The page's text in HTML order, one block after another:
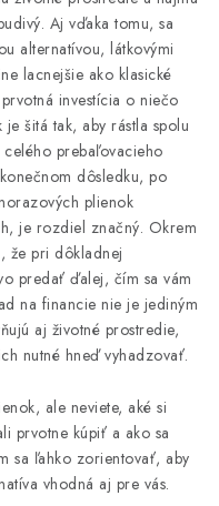
Blog
poučenie o cookies
Reklamačný formulár
Aj vďaka tomu, sa
alternatívou, látkovými
lacnejšie ako klasické
investícia o niečo
šitá tak, aby rástla spolu
prebaľovacieho
dôsledku, po
plienok
je rozdiel značný. Okrem
že pri dôkladnej
predať ďalej, čím sa vám
na financie nie je jediným
aj životné prostredie,
nutné hneď vyhadzovať.
ale neviete, aké si
prvotne kúpiť a ako sa
sa ľahko zorientovať, aby
vhodná aj pre vás.